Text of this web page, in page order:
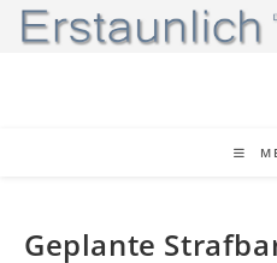
Zum
Inhalt
Geplante